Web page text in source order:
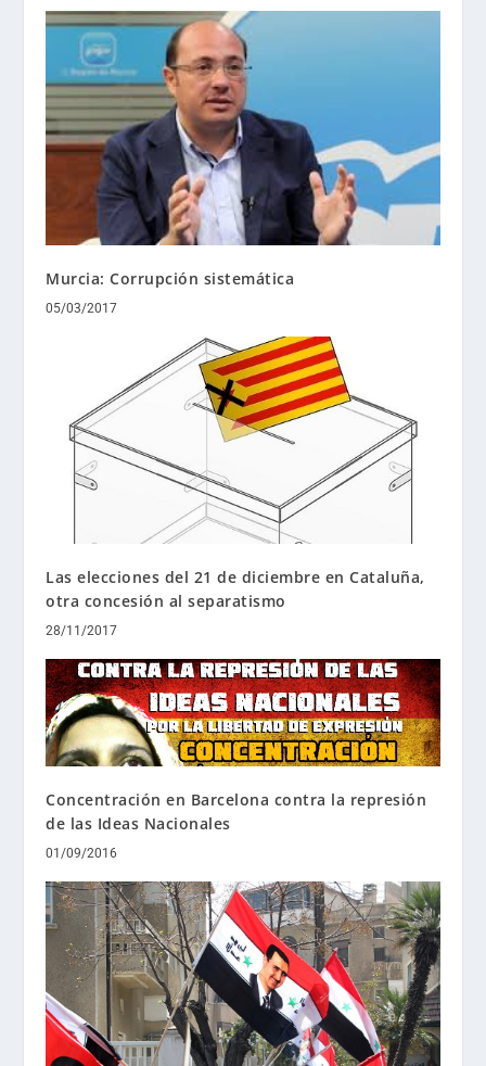
Murcia: Corrupción sistemática
05/03/2017
Las elecciones del 21 de diciembre en Cataluña,
otra concesión al separatismo
28/11/2017
Concentración en Barcelona contra la represión
de las Ideas Nacionales
01/09/2016